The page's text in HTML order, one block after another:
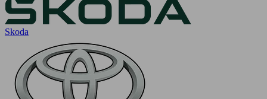
Skoda